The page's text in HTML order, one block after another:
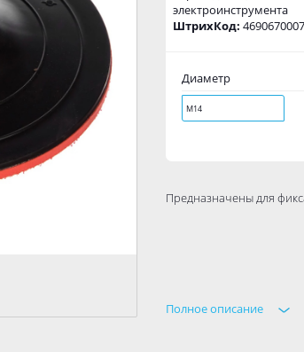
электроинструмента
ШтрихКод:
Диаметр
М14
Предназначены для
Полное описание